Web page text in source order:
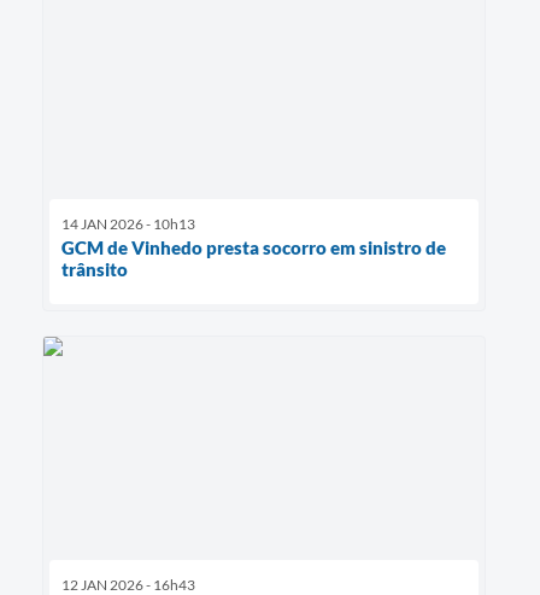
14 JAN 2026 - 10h13
GCM de Vinhedo presta socorro em sinistro de
trânsito
12 JAN 2026 - 16h43